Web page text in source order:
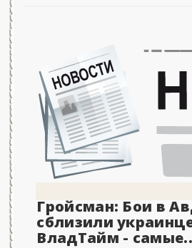
Гройсман: Бои в
сблизили
ВладТайм - самые..